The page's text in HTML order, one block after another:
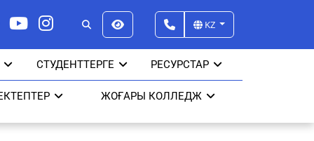
KZ
СТУДЕНТТЕРГЕ РЕСУРСТАР
ЖОҒАРЫ КОЛЛЕДЖ